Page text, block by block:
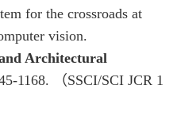
for the crossroads at
vision.
Architectural
1168. （SSCI/SCI JCR 1